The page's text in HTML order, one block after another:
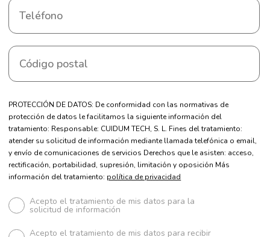
PROTECCIÓN DE DATOS: De conformidad con las normativas de
protección de datos le facilitamos la siguiente información del
tratamiento: Responsable: CUIDUM TECH, S. L. Fines del tratamiento:
atender su solicitud de información mediante llamada telefónica o email,
y envío de comunicaciones de servicios Derechos que le asisten: acceso,
rectificación, portabilidad, supresión, limitación y oposición Más
información del tratamiento: política de privacidad
Acepto el tratamiento de mis datos para la
solicitud de información
Acepto el tratamiento de mis datos para recibir